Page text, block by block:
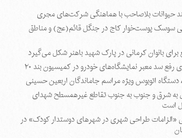
حیوانات بلاصاحب با هماهنگی شرکت‌های مجری
سوسک پوست‌خوار کاج در جنگل قائم(عج) و مناطق
بانوان کرمانی در پارک شهید باهنر شکل می‌گیرد
رفع سد معبر نمایشگاه‌های خودرو در کمیسیون بند ۲۰
شرق و جنوب به جنوب تقاطع غیرهمسطح شهدای
است
طراحی شهری در شهرهای دوستدار کودک» در